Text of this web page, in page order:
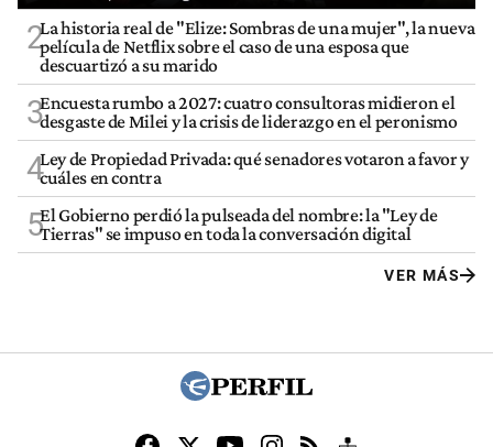
2La historia real de "Elize: Sombras de una mujer", la nueva
película de Netflix sobre el caso de una esposa que
descuartizó a su marido
3Encuesta rumbo a 2027: cuatro consultoras midieron el
desgaste de Milei y la crisis de liderazgo en el peronismo
4Ley de Propiedad Privada: qué senadores votaron a favor y
cuáles en contra
5El Gobierno perdió la pulseada del nombre: la "Ley de
Tierras" se impuso en toda la conversación digital
VER MÁS